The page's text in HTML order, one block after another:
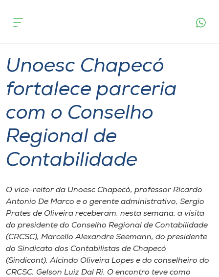
Cursos
Pesquisa
Atendimento ao Estudante
Portal de Ensino
Internacionalização
I.nova
Diplomados
Unoesc Chapecó
fortalece parceria
com o Conselho
Regional de
Contabilidade
O vice-reitor da Unoesc Chapecó, professor Ricardo
Antonio De Marco e o gerente administrativo, Sergio
Prates de Oliveira receberam, nesta semana, a visita
do presidente do Conselho Regional de Contabilidade
(CRCSC), Marcello Alexandre Seemann, do presidente
do Sindicato dos Contabilistas de Chapecó
(Sindicont), Alcindo Oliveira Lopes e do conselheiro do
CRCSC, Gelson Luiz Dal Ri. O encontro teve como